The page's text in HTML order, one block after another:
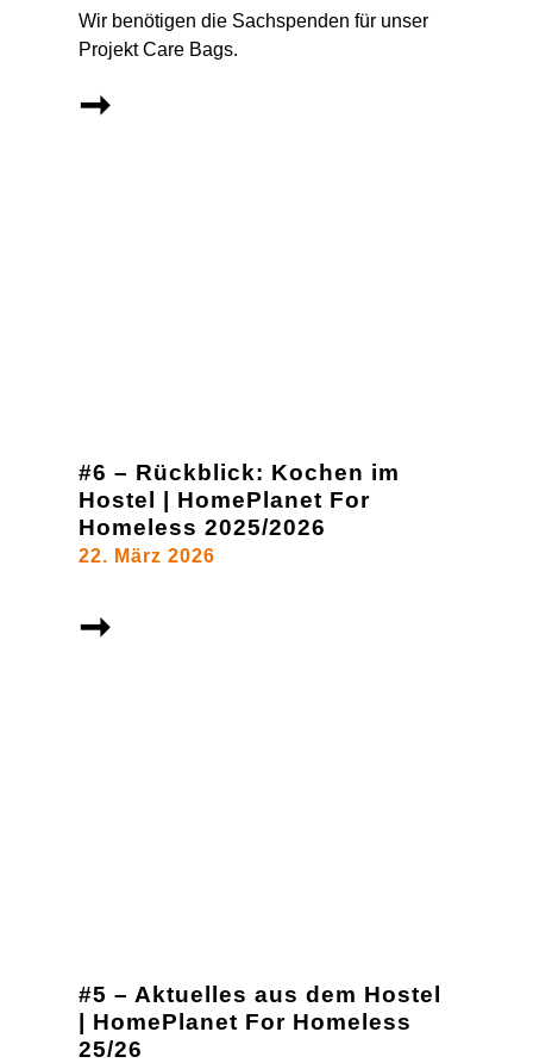
Wir benötigen die Sachspenden für unser
Projekt Care Bags.
➞
#6 – Rückblick: Kochen im
Hostel | HomePlanet For
Homeless 2025/2026
22. März 2026
➞
#5 – Aktuelles aus dem Hostel
| HomePlanet For Homeless
25/26